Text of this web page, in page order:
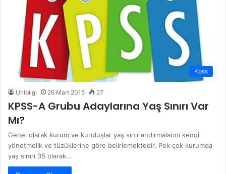
Kpss
Unibilgi 26 Mart 2015 27
KPSS-A Grubu Adaylarına Yaş Sınırı Var
Mı?
Genel olarak kurum ve kuruluşlar yaş sınırlandırmalarını kendi
yönetmelik ve tüzüklerine göre belirlemektedir. Pek çok kurumda
yaş sınırı 35 olarak…